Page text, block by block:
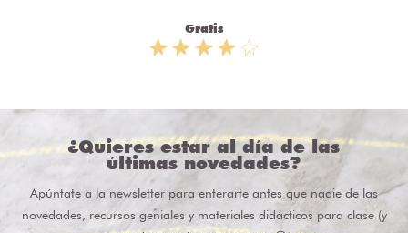
Gratis
¿Quieres estar al día de las
últimas novedades?
Apúntate a la newsletter para enterarte antes que nadie de las
novedades, recursos geniales y materiales didácticos para clase (y